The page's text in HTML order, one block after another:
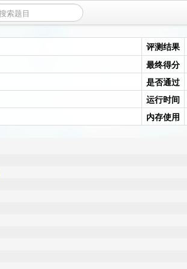
评测结果
最终得分
是否通过
运行时间
内存使用